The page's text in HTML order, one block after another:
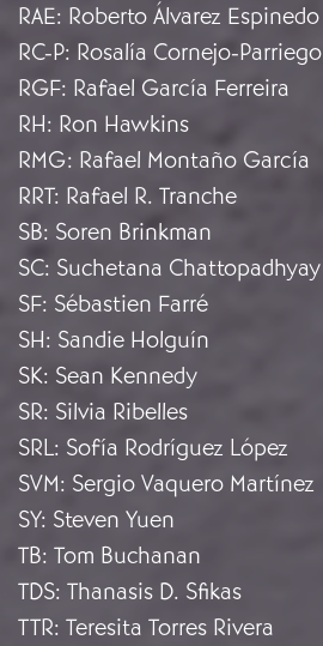
RAE: Roberto Álvarez Espinedo
RC-P: Rosalía Cornejo-Parriego
RGF: Rafael García Ferreira
RH: Ron Hawkins
RMG: Rafael Montaño García
RRT: Rafael R. Tranche
SB: Soren Brinkman
SC: Suchetana Chattopadhyay
SF: Sébastien Farré
SH: Sandie Holguín
SK: Sean Kennedy
SR: Silvia Ribelles
SRL: Sofía Rodríguez López
SVM: Sergio Vaquero Martínez
SY: Steven Yuen
TB: Tom Buchanan
TDS: Thanasis D. Sfikas
TTR: Teresita Torres Rivera